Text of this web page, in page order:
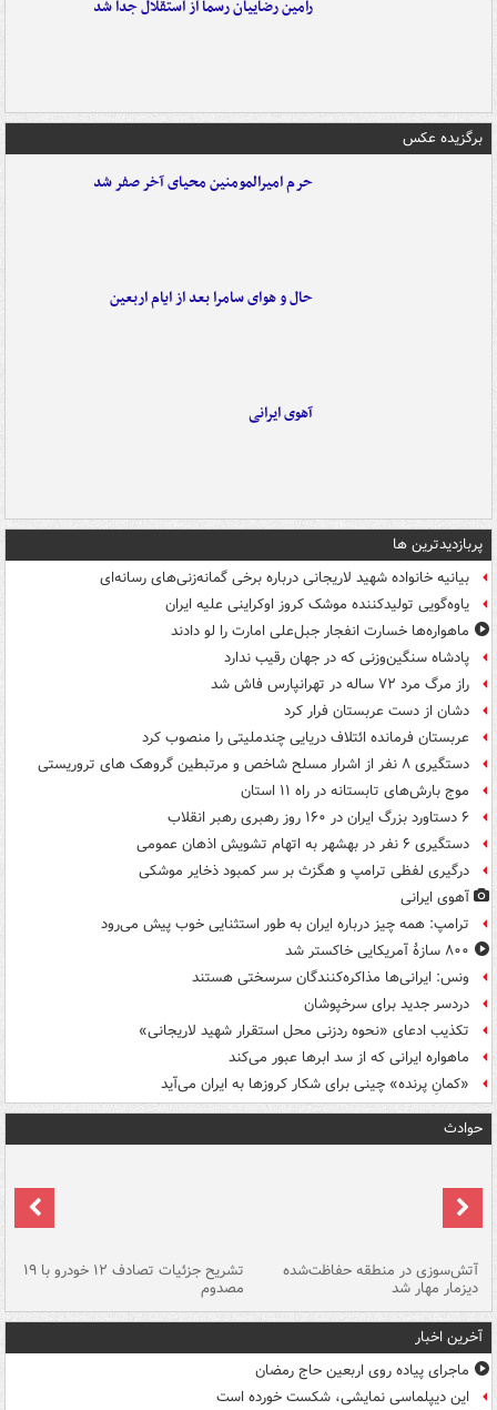
رامین رضاییان رسماً از استقلال جدا شد
برگزیده عکس
حرم امیرالمومنین محیای آخر صفر شد
حال و هوای سامرا بعد از ایام اربعین
آهوی ایرانی
پربازدیدترین ها
بیانیه خانواده شهید لاریجانی درباره برخی گمانه‌زنی‌های رسانه‌ای
یاوه‌گویی تولیدکننده موشک کروز اوکراینی علیه ایران
ماهواره‌ها خسارت انفجار جبل‌علی امارت را لو دادند
پادشاه سنگین‌وزنی که در جهان رقیب ندارد
راز مرگ مرد ۷۲ ساله در تهرانپارس فاش شد
دشان از دست عربستان فرار کرد
عربستان فرمانده ائتلاف دریایی چندملیتی را منصوب کرد
دستگیری ۸ نفر از اشرار مسلح شاخص و مرتبطین گروهک های تروریستی
موج بارش‌های تابستانه در راه ۱۱ استان
۶ دستاورد بزرگ ایران در ۱۶۰ روز رهبری رهبر انقلاب
دستگیری ۶ نفر در بهشهر به اتهام تشویش اذهان عمومی
درگیری لفظی ترامپ و هگزث بر سر کمبود ذخایر موشکی
آهوی ایرانی
ترامپ: همه چیز درباره ایران به طور استثنایی خوب پیش می‌رود
۸۰۰ سازۀ آمریکایی خاکستر شد
ونس: ایرانی‌ها مذاکره‌کنندگان سرسختی هستند
دردسر جدید برای سرخپوشان
تکذیب ادعای «نحوه ردزنی محل استقرار شهید لاریجانی»
ماهواره ایرانی که از سد ابرها عبور می‌کند
«کمانِ پرنده» چینی برای شکار کروزها به ایران می‌آید
حوادث
آتش‌سوزی در منطقه حفاظت‌شده
دیزمار مهار شد
تشریح جزئیات تصادف ۱۲ خودرو با ۱۹
مصدوم
آخرین اخبار
ماجرای پیاده روی اربعین حاج رمضان
این دیپلماسی نمایشی، شکست خورده است